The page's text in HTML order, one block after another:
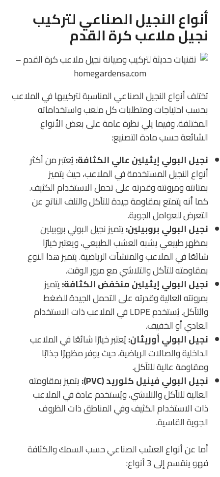
أنواع النجيل الصناعي لتركيب
نجيل ملاعب كرة القدم
تختلف أنواع النجيل الصناعي المناسبة لتركيبها في الملاعب
بحسب احتياجات ومتطلبات كل ملعب واستخداماته
المختلفة. وفيما يلي نظرة عامة على بعض الأنواع
الشائعة حسب مادة التصنيع:
نجيل البولي إيثيلين عالي الكثافة:يُعتبر من أكثر
أنواع النجيل المستخدمة في الملاعب، حيث يتميز
بمتانته ومرونته وقدرته على تحمل الاستخدام الكثيف.
كما أنه يتمتع بمقاومة جيدة للتآكل والتلف الناتج عن
التعرض للعوامل الجوية.
نجيل البولي بروبيلين:يتميز نجيل البولي بروبيلين
بمظهر طبيعي يشبه العشب الطبيعي، ويعتبر خيارًا
شائعًا في الملاعب والمنشآت الرياضية. يتميز هذا النوع
بمقاومته للتآكل والتلاشي مع مرور الوقت.
نجيل البولي إيثيلين منخفض الكثافة:يتميز
بمرونته العالية وقدرته على التحمل الجيدة للضغط
والتآكل. يُستخدم LDPE في الملاعب ذات الاستخدام
العادي أو الخفيف.
نجيل البولي أوريثان:يُعتبر خيارًا شائعًا في الملاعب
الداخلية والصالات الرياضية، حيث يوفر مظهرًا جذابًا
ومقاومة عالية للتآكل.
نجيل البولي فينيل كلوريد (PVC):
يتميز بمقاومته
العالية للتآكل والتلاشي، ويُستخدم عادة في الملاعب
ذات الاستخدام الكثيف وفي المناطق ذات الظروف
الجوية القاسية.
أما عن أنواع العشب الصناعي حسب السمك والكثافة
فهو ينقسم إلى 3 أنواع: